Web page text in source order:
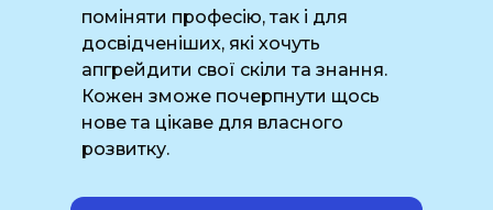
поміняти професію, так і для
досвідченіших, які хочуть
апгрейдити свої скіли та знання.
Кожен зможе почерпнути щось
нове та цікаве для власного
розвитку.